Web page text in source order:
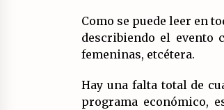
Como se puede leer en
describiendo el evento
femeninas, etcétera.
Hay una falta total de
programa económico,